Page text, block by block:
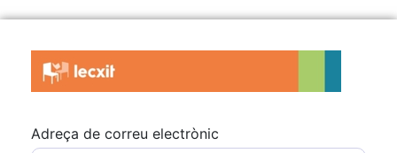
Adreça de correu electrònic